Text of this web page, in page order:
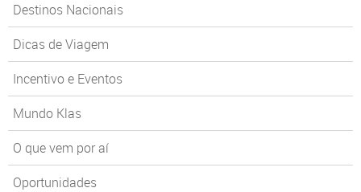
Destinos Nacionais
Dicas de Viagem
Incentivo e Eventos
Mundo Klas
O que vem por aí
Oportunidades